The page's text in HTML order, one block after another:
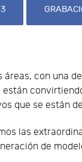
con una
que se están
las
de